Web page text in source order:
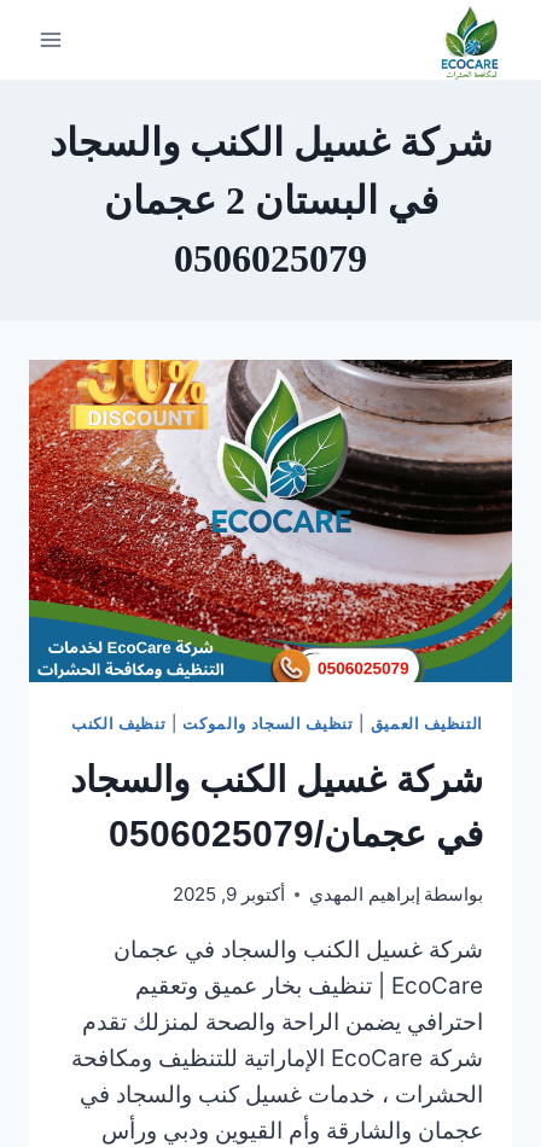
التجاوز
شركة غسيل الكنب والسجاد
في البستان 2 عجمان
0506025079
التنظيف العميق تنظيف السجاد والموكت| تنظيف الكنب
شركة غسيل الكنب والسجاد
في عجمان/0506025079
بواسطة إبراهيم المهدي أكتوبر 9, 2025
شركة غسيل الكنب والسجاد في عجمان
EcoCare | تنظيف بخار عميق وتعقيم
احترافي يضمن الراحة والصحة لمنزلك تقدم
شركة EcoCare الإماراتية للتنظيف ومكافحة
الحشرات ، خدمات غسيل كنب والسجاد في
عجمان والشارقة وأم القيوين ودبي ورأس